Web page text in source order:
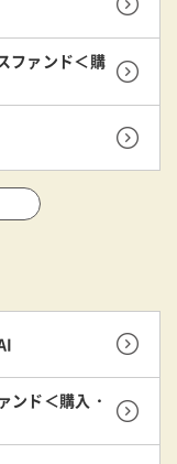
ファンド＜購
ンド＜購入・